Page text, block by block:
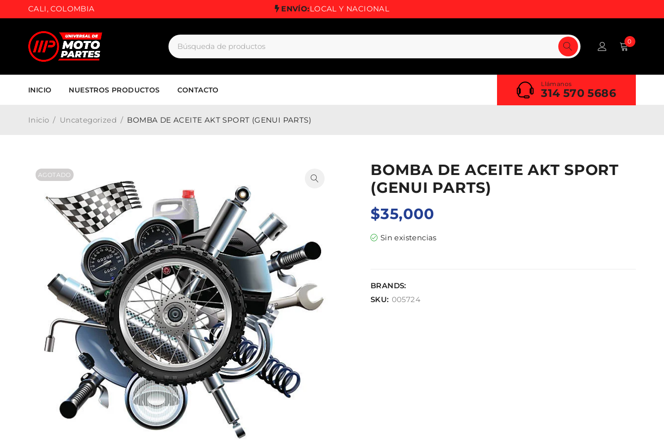
CALI, COLOMBIA ENVÍO:LOCAL Y NACIONAL
0
INICIO NUESTROS PRODUCTOS CONTACTO
Llámanos
314 570 5686
Inicio / Uncategorized / BOMBA DE ACEITE AKT SPORT (GENUI PARTS)
AGOTADO
BOMBA DE ACEITE AKT SPORT
(GENUI PARTS)
$35,000
Sin existencias
BRANDS:
SKU: 005724